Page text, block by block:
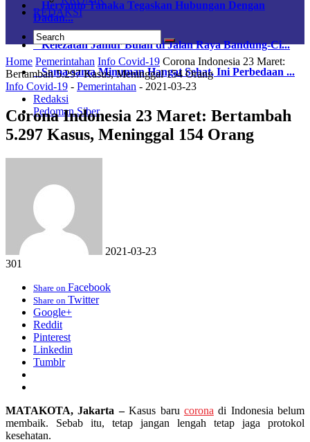
Heryanto Tanaka Tegaskan Hubungan Dengan
Dadan...
Kelezatan Jamur Bulan di Jalan Raya Bandung-Ci...
Sama-sama Minuman Hangat Sehat, Ini Perbedaan ...
Redaksi
Pedoman Siber
REDAKSI
Home Pemerintahan Info Covid-19 Corona Indonesia 23 Maret:
Bertambah 5.297 Kasus, Meninggal 154 Orang
Info Covid-19 - Pemerintahan - 2021-03-23
Corona Indonesia 23 Maret: Bertambah
5.297 Kasus, Meninggal 154 Orang
2021-03-23
301
Share on Facebook
Share on Twitter
Google+
Reddit
Pinterest
Linkedin
Tumblr
MATAKOTA, Jakarta –Kasus baru corona di Indonesia belum
membaik. Sebab itu, tetap jangan lengah tetap jaga protokol
kesehatan.